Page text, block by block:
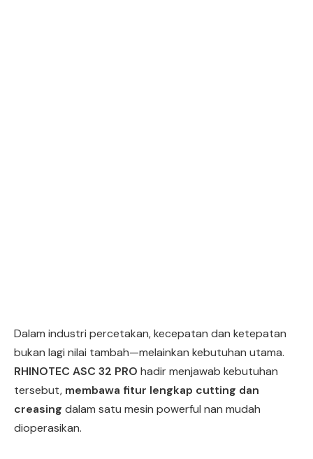
Dalam industri percetakan, kecepatan dan ketepatan
bukan lagi nilai tambah—melainkan kebutuhan utama.
RHINOTEC ASC 32 PRO hadir menjawab kebutuhan
tersebut, membawa fitur lengkap cutting dan
creasing dalam satu mesin powerful nan mudah
dioperasikan.